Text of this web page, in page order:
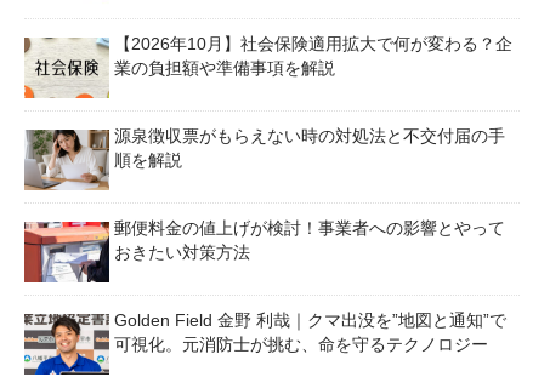
【2026年10月】社会保険適用拡大で何が変わる？企
業の負担額や準備事項を解説
源泉徴収票がもらえない時の対処法と不交付届の手
順を解説
郵便料金の値上げが検討！事業者への影響とやって
おきたい対策方法
Golden Field 金野 利哉｜クマ出没を”地図と通知”で
可視化。元消防士が挑む、命を守るテクノロジー